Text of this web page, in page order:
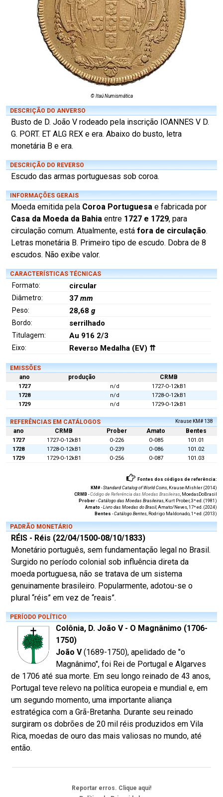
© Itaú Numismática
DESCRIÇÃO DO ANVERSO
Busto de D. João V rodeado pela inscrição IOANNES V D.
G. PORT. ET ALG REX e era. Abaixo do busto, letra
monetária B e era.
DESCRIÇÃO DO REVERSO
Escudo das armas portuguesas sob coroa.
INFORMAÇÕES GERAIS
Moeda emitida pela Coroa Portuguesa e fabricada por
Casa da Moeda da Bahia entre 1727 e 1729, para
circulação comum. Atualmente, está fora de circulação.
Letras monetária B. Primeiro tipo de escudo. Dobra de 8
escudos. Não exibe valor.
CARACTERÍSTICAS TÉCNICAS
Formato: circular
Diâmetro: 37 mm
Peso: 28,68 g
Bordo: serrilhado
Titulagem: Au 916 2/3
Eixo: Reverso Medalha (EV) ⇈
EMISSÕES
ano
produção CRMB
1727 n/d
1727-O-12kB1
1728
n/d
1728-O-12kB1
1729
n/d 1729-O-12kB1
REFERÊNCIAS EM CATÁLOGOS Krause KM# 138
ano CRMB Prober Amato Bentes
1727 1727-O-12kB1 O-226 O-085
101.01
1728
1728-O-12kB1 O-239 O-086
101.02
1729
1729-O-12kB1 O-256 O-087 101.03
Fontes dos códigos de referência:
KM#-Standard Catalog of World Coins , Krause-Mishler (2014)
CRMB -Código de Referência das Moedas Brasileiras , MoedasDoBrasil
Prober -Catálogo das Moedas Brasileiras , Kurt Prober, 3ª ed. (1981)
Amato -Livro das Moedas do Brasil , Amato/Neves, 17ª ed. (2024)
Bentes -Catálogo Bentes , Rodrigo Maldonado, 1ª ed. (2013)
PADRÃO MONETÁRIO
RÉIS - Réis (22/04/1500-08/10/1833)
Monetário português, sem fundamentação legal no Brasil.
Surgido no período colonial sob influência direta da
moeda portuguesa, não se tratava de um sistema
genuinamente brasileiro. Popularmente, adotou-se o
plural “réis” em vez de “reais”.
PERÍODO POLÍTICO
Colônia, D. João V - O Magnânimo (1706-
1750)
João V(1689-1750), apelidado de "o
Magnânimo", foi Rei de Portugal e Algarves
de 1706 até sua morte. Em seu longo reinado de 43 anos,
Portugal teve relevo na política europeia e mundial e, em
um segundo momento, uma importante aliança
estratégica com a Grã-Bretanha. Durante seu reinado
surgiram os dobrões de 20 mil réis produzidos em Vila
Rica, moedas de ouro das mais valiosas no mundo, até
então.
Reportar erros. Clique aqui!